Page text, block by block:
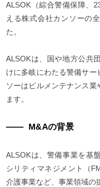
ALSOK（綜合警備保障、
える株式会社カンソーの
た。
ALSOKは、国や地方公共
けに多岐にわたる警備サ
ソーはビルメンテナンス
ます。
M&Aの背景
ALSOKは、警備事業を基
シリティマネジメント（
介護事業など、事業領域の